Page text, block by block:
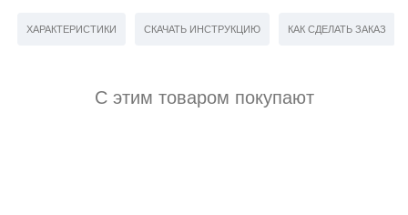
ХАРАКТЕРИСТИКИ СКАЧАТЬ ИНСТРУКЦИЮ КАК СДЕЛАТЬ ЗАКАЗ
С этим товаром покупают